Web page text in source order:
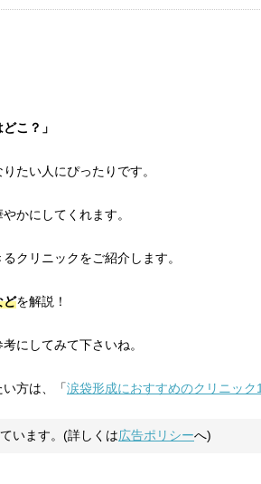
こ？」
たい人にぴったりです。
かにしてくれます。
クリニックをご紹介します。
どを解説！
にしてみて下さいね。
方は、「涙袋形成におすすめのクリニック
います。(詳しくは広告ポリシーへ)